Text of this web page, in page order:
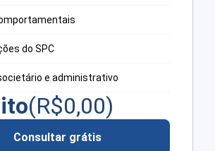
do SPC
e administrativo
(R$0,00)
Consultar grátis